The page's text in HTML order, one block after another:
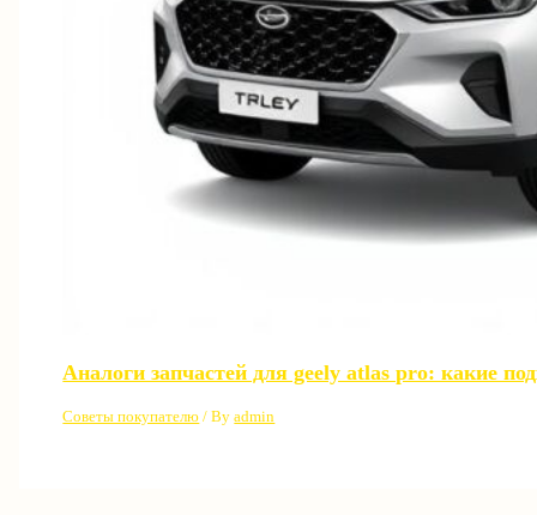
Аналоги запчастей для geely atlas pro: какие
Советы покупателю / Byadmin